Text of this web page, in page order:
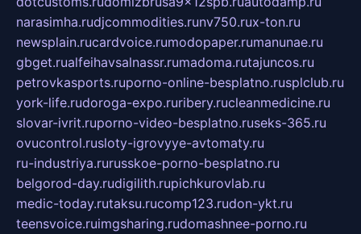
narasimha.rudjcommodities.runv750.rux-ton.ru
newsplain.rucardvoice.rumodopaper.rumanunae.ru
gbget.rualfeihavsalnassr.rumadoma.rutajuncos.ru
petrovkasports.ruporno-online-besplatno.rusplclub.ru
york-life.rudoroga-expo.ruribery.rucleanmedicine.ru
slovar-ivrit.ruporno-video-besplatno.ruseks-365.ru
ovucontrol.rusloty-igrovyye-avtomaty.ru
ru-industriya.rurusskoe-porno-besplatno.ru
belgorod-day.rudigilith.rupichkurovlab.ru
medic-today.rutaksu.rucomp123.rudon-ykt.ru
teensvoice.ruimgsharing.rudomashnee-porno.ru